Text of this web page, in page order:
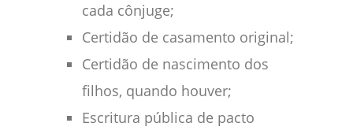
cada cônjuge;
Certidão de casamento original;
Certidão de nascimento dos
filhos, quando houver;
Escritura pública de pacto